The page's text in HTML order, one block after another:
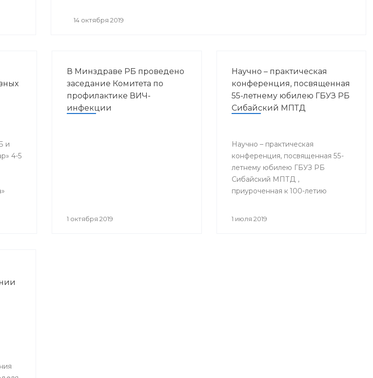
14 октября 2019
и
4-5
В Минздраве РБ проведено
заседание Комитета по
профилактике ВИЧ-
инфекции
1 октября 2019
Научно – практическая
конференция, посвященная
55-летнему юбилею ГБУЗ РБ
Сибайский МПТД
Научно – практическая
конференция, посвященная 55-
летнему юбилею ГБУЗ РБ
Сибайский МПТД ,
приуроченная к 100-летию
1 июля 2019